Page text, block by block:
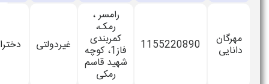
مهرگان
دانایی 1155220890
رامسر ،
رمک،
کمربندی
فاز1، کوچه
شهید قاسم
رمکی
غیردولتی دخترانه